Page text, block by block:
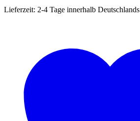
Lieferzeit: 2-4 Tage innerhalb Deutschlands